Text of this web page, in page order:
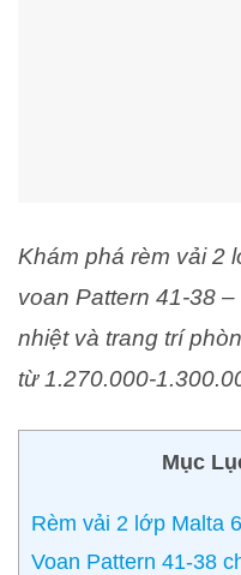
Khám phá rèm vải 2
voan Pattern 41-38
nhiệt và trang trí
từ 1.270.000-
Mục
Rèm vải 2 lớp Malta
Voan Pattern 41-38